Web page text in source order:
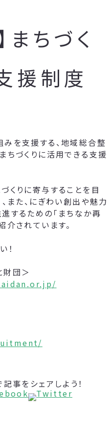
まちづく
援制度
を支援する、地域総合整
ちづくりに活用できる支援
くりに寄与することを目
また、にぎわい創出や魅力
するための「まちなか再
介されています。
！
団＞
事をシェアしよう！